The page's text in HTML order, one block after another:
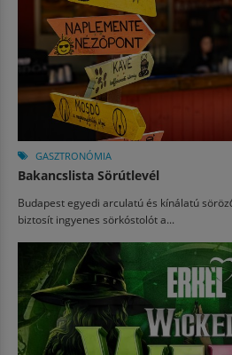
GASZTRONÓMIA
Bakancslista Sörútlevél
Budapest egyedi arculatú és kínálatú
biztosít ingyenes sörkóstolót a...